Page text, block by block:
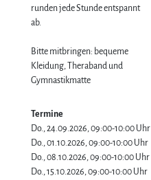
runden jede Stunde entspannt
ab.
Bitte mitbringen: bequeme
Kleidung, Theraband und
Gymnastikmatte
Termine
Do., 24.09.2026, 09:00-10:00 Uhr
Do., 01.10.2026, 09:00-10:00 Uhr
Do., 08.10.2026, 09:00-10:00 Uhr
Do., 15.10.2026, 09:00-10:00 Uhr